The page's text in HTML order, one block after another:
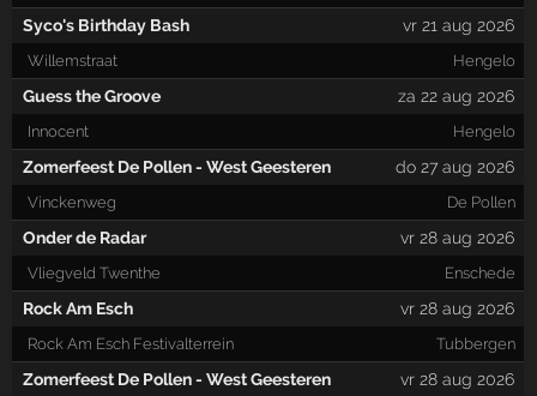
Syco's Birthday Bash vr 21 aug 2026
Willemstraat Hengelo
Guess the Groove za 22 aug 2026
Innocent Hengelo
Zomerfeest De Pollen - West Geesteren do 27 aug 2026
Vinckenweg De Pollen
Onder de Radar vr 28 aug 2026
Vliegveld Twenthe Enschede
Rock Am Esch vr 28 aug 2026
Rock Am Esch Festivalterrein Tubbergen
Zomerfeest De Pollen - West Geesteren vr 28 aug 2026